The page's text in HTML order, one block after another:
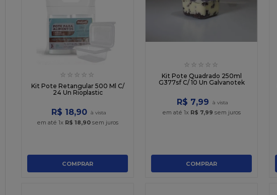
☆ ☆ ☆ ☆ ☆
Kit Pote Retangular 500 Ml C/
24 Un Rioplastic
R$ 18,90
em até 1x R$ 18,90 sem juros
COMPRAR
☆ ☆ ☆ ☆ ☆
Kit Pote Quadrado 250ml
G377sf C/ 10 Un Galvanotek
R$ 7,99
em até 1x R$ 7,99 sem juros
COMPRAR